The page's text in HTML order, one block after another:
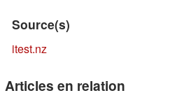
Source(s)
itest.nz
Articles en relation